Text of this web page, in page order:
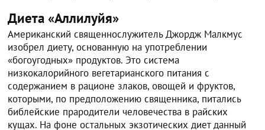
Диета «Аллилуйя»
Американский священнослужитель Джордж Малкмус
изобрел диету, основанную на употреблении
«богоугодных» продуктов. Это система
низкокалорийного вегетарианского питания с
содержанием в рационе злаков, овощей и фруктов,
которыми, по предположению священника, питались
библейские прародители человечества в райских
кущах. На фоне остальных экзотических диет данный